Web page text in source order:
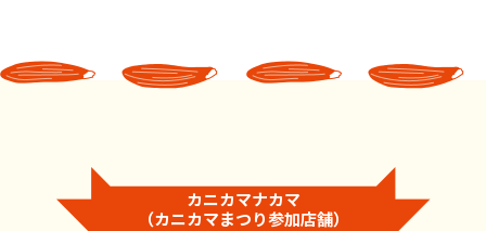
カニカマナカマ
（カニカマまつり参加店舗）